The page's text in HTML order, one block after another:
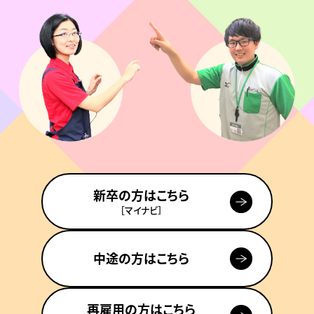
新卒の方はこちら
［マイナビ］
中途の方はこちら
再雇用の方はこちら